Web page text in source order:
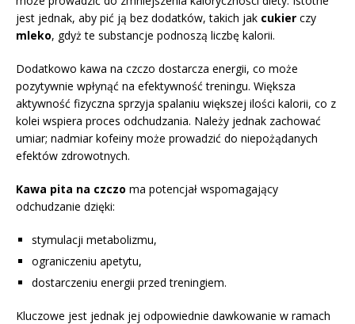
jest jednak, aby pić ją bez dodatków, takich jak cukier czy
mleko, gdyż te substancje podnoszą liczbę kalorii.
Dodatkowo kawa na czczo dostarcza energii, co może
pozytywnie wpłynąć na efektywność treningu. Większa
aktywność fizyczna sprzyja spalaniu większej ilości kalorii, co z
kolei wspiera proces odchudzania. Należy jednak zachować
umiar; nadmiar kofeiny może prowadzić do niepożądanych
efektów zdrowotnych.
Kawa pita na czczo ma potencjał wspomagający
odchudzanie dzięki:
stymulacji metabolizmu,
ograniczeniu apetytu,
dostarczeniu energii przed treningiem.
Kluczowe jest jednak jej odpowiednie dawkowanie w ramach